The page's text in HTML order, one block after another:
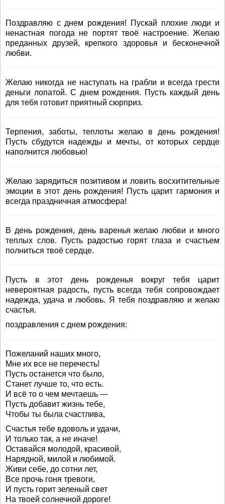
Поздравляю с днем рождения! Пускай плохие люди и
ненастная погода не портят твоё настроение. Желаю
преданных друзей, крепкого здоровья и бесконечной
любви.
Желаю никогда не наступать на грабли и всегда грести
деньги лопатой. С днем рождения. Пусть каждый день
для тебя готовит приятный сюрприз.
Терпения, заботы, теплоты желаю в день рождения!
Пусть сбудутся надежды и мечты, от которых сердце
наполнится любовью!
Желаю зарядиться позитивом и ловить восхитительные
эмоции в этот день рождения! Пусть царит гармония и
всегда праздничная атмосфера!
В день рождения, день варенья желаю любви и много
теплых слов. Пусть радостью горят глаза и счастьем
полниться твоё сердце.
Пусть в этот день рожденья вокруг тебя царит
невероятная радость, пусть всегда тебя сопровождает
надежда, удача и любовь. Я тебя поздравляю и желаю
счастья.
поздравления с днем рождения:
Пожеланий наших много,
Мне их все не перечесть!
Пусть останется что было,
Станет лучше то, что есть.
И всё то о чем мечтаешь —
Пусть добавит жизнь тебе,
Чтобы ты была счастлива,
Счастья тебе вдоволь и удачи,
И только так, а не иначе!
Оставайся молодой, красивой,
Нарядной, милой и любимой.
Живи себе, до сотни лет,
Все прочь гоня тревоги,
И пусть горит зеленый свет
На твоей солнечной дороге!